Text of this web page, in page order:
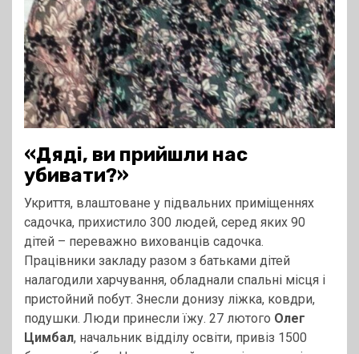
«Дяді, ви прийшли нас
убивати?»
Укриття, влаштоване у підвальних приміщеннях
садочка, прихистило 300 людей, серед яких 90
дітей – переважно вихованців садочка.
Працівники закладу разом з батьками дітей
налагодили харчування, обладнали спальні місця і
пристойний побут. Знесли донизу ліжка, ковдри,
подушки. Люди принесли їжу. 27 лютого Олег
Цимбал, начальник відділу освіти, привіз 1500